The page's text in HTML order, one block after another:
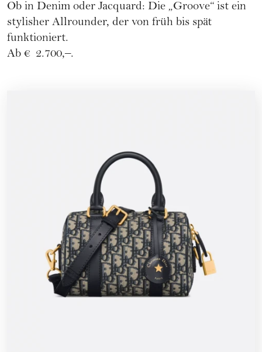
Ob in Denim oder Jacquard: Die „Groove“ ist ein
stylisher Allrounder, der von früh bis spät
funktioniert.
Ab € 2.700,–.